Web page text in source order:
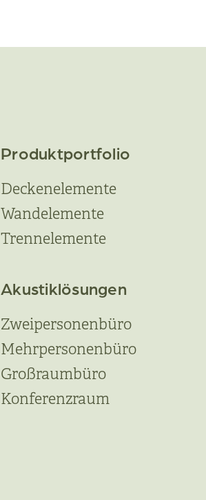
Produktportfolio
Deckenelemente
Wandelemente
Trennelemente
Akustiklösungen
Zweipersonenbüro
Mehrpersonenbüro
Großraumbüro
Konferenzraum